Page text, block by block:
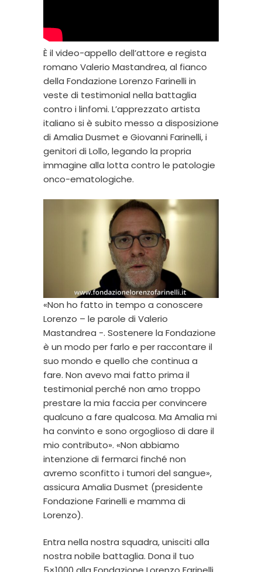
È il video-appello dell’attore e regista
romano Valerio Mastandrea, al fianco
della Fondazione Lorenzo Farinelli in
veste di testimonial nella battaglia
contro i linfomi. L’apprezzato artista
italiano si è subito messo a disposizione
di Amalia Dusmet e Giovanni Farinelli, i
genitori di Lollo, legando la propria
immagine alla lotta contro le patologie
onco-ematologiche.
«Non ho fatto in tempo a conoscere
Lorenzo – le parole di Valerio
Mastandrea -. Sostenere la Fondazione
è un modo per farlo e per raccontare il
suo mondo e quello che continua a
fare. Non avevo mai fatto prima il
testimonial perché non amo troppo
prestare la mia faccia per convincere
qualcuno a fare qualcosa. Ma Amalia mi
ha convinto e sono orgoglioso di dare il
mio contributo». «Non abbiamo
intenzione di fermarci finché non
avremo sconfitto i tumori del sangue»,
assicura Amalia Dusmet (presidente
Fondazione Farinelli e mamma di
Lorenzo).
Entra nella nostra squadra, unisciti alla
nostra nobile battaglia. Dona il tuo